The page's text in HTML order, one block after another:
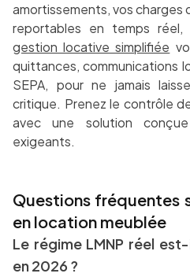
amortissements, vos
reportables en temps réel,
gestion locative simplifiée
quittances, communications
SEPA, pour ne jamais
critique. Prenez le contrôle
avec une solution
exigeants.
Questions fréquentes
en location meublée
Le régime LMNP réel
en 2026 ?